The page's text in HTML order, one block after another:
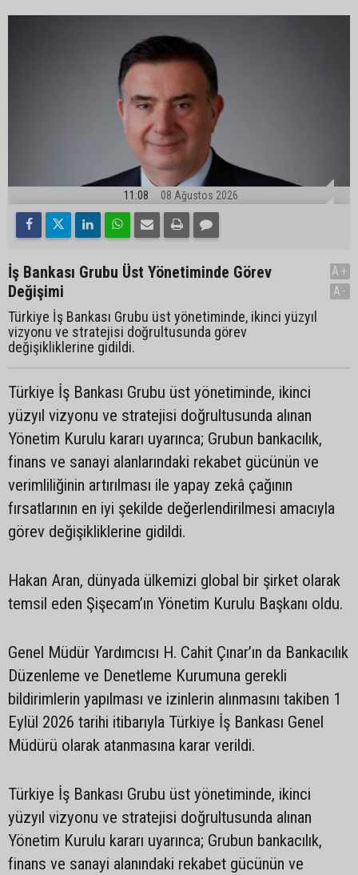
11:08 08 Ağustos 2026
İş Bankası Grubu Üst Yönetiminde Görev
Değişimi
Türkiye İş Bankası Grubu üst yönetiminde, ikinci yüzyıl
vizyonu ve stratejisi doğrultusunda görev
değişikliklerine gidildi.
A+
A-
Türkiye İş Bankası Grubu üst yönetiminde, ikinci
yüzyıl vizyonu ve stratejisi doğrultusunda alınan
Yönetim Kurulu kararı uyarınca; Grubun bankacılık,
finans ve sanayi alanlarındaki rekabet gücünün ve
verimliliğinin artırılması ile yapay zekâ çağının
fırsatlarının en iyi şekilde değerlendirilmesi amacıyla
görev değişikliklerine gidildi.
Hakan Aran, dünyada ülkemizi global bir şirket olarak
temsil eden Şişecam’ın Yönetim Kurulu Başkanı oldu.
Genel Müdür Yardımcısı H. Cahit Çınar’ın da Bankacılık
Düzenleme ve Denetleme Kurumuna gerekli
bildirimlerin yapılması ve izinlerin alınmasını takiben 1
Eylül 2026 tarihi itibarıyla Türkiye İş Bankası Genel
Müdürü olarak atanmasına karar verildi.
Türkiye İş Bankası Grubu üst yönetiminde, ikinci
yüzyıl vizyonu ve stratejisi doğrultusunda alınan
Yönetim Kurulu kararı uyarınca; Grubun bankacılık,
finans ve sanayi alanındaki rekabet gücünün ve